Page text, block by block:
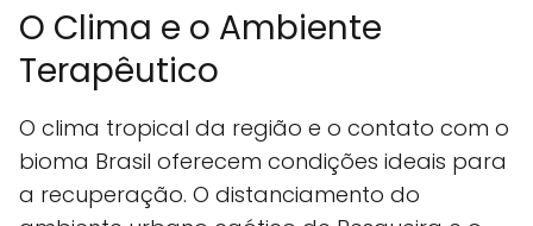
O Clima e o Ambiente
Terapêutico
O clima tropical da região e o contato com o
bioma Brasil oferecem condições ideais para
a recuperação. O distanciamento do